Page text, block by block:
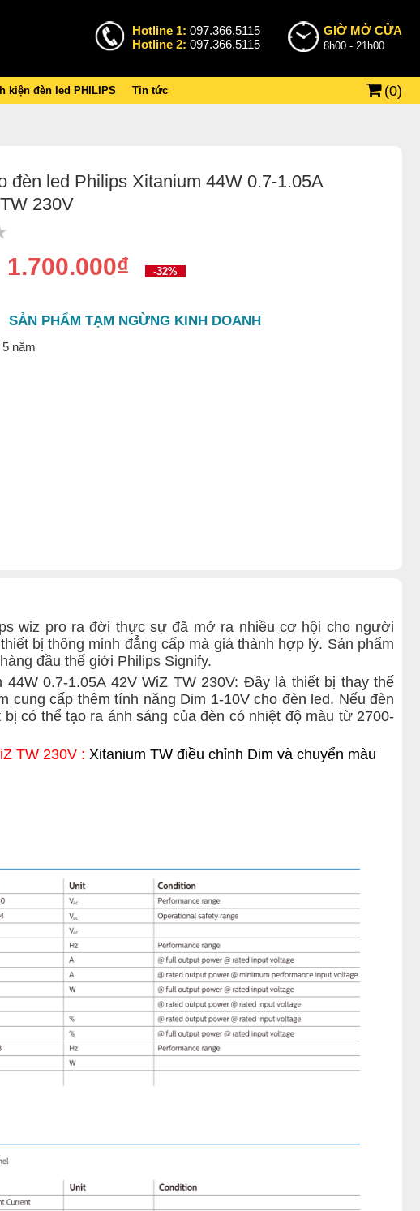
Hotline 1: 097.366.5115
Hotline 2: 097.366.5115
GIỜ MỞ CỬA
8h00 - 21h00
kiện đèn led PHILIPS Tin tức (0)
đèn led Philips Xitanium 44W 0.7-1.05A
230V
1.700.000₫ -32%
SẢN PHẨM TẠM NGỪNG KINH DOANH
năm
wiz pro ra đời thực sự đã mở ra nhiều cơ hội cho người
bị thông minh đẳng cấp mà giá thành hợp lý. Sản phẩm
đầu thế giới Philips Signify.
44W 0.7-1.05A 42V WiZ TW 230V: Đây là thiết bị thay thế
cung cấp thêm tính năng Dim 1-10V cho đèn led. Nếu đèn
có thể tạo ra ánh sáng của đèn có nhiệt độ màu từ 2700-
TW 230V : Xitanium TW điều chỉnh Dim và chuyển màu